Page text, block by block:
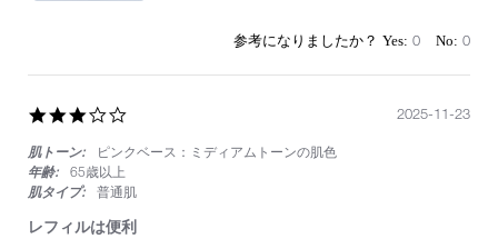
0 0
rating
肌トーン:
ピンクベース：ミディアムトーンの肌色
年齢:
65歳以上
肌タイプ:
普通肌
レフィルは便利
2025-11-23